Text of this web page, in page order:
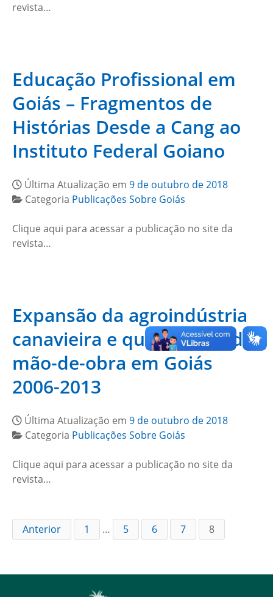
revista…
Educação Profissional em
Goiás – Fragmentos de
Histórias Desde a Cang ao
Instituto Federal Goiano
Última Atualização em 9 de outubro de 2018
Categoria Publicações Sobre Goiás
Clique aqui para acessar a publicação no site da
revista…
Expansão da agroindústria
canavieira e qualificação da
mão-de-obra em Goiás
2006-2013
Última Atualização em 9 de outubro de 2018
Categoria Publicações Sobre Goiás
Clique aqui para acessar a publicação no site da
revista…
Anterior 1 … 5 6 7 8